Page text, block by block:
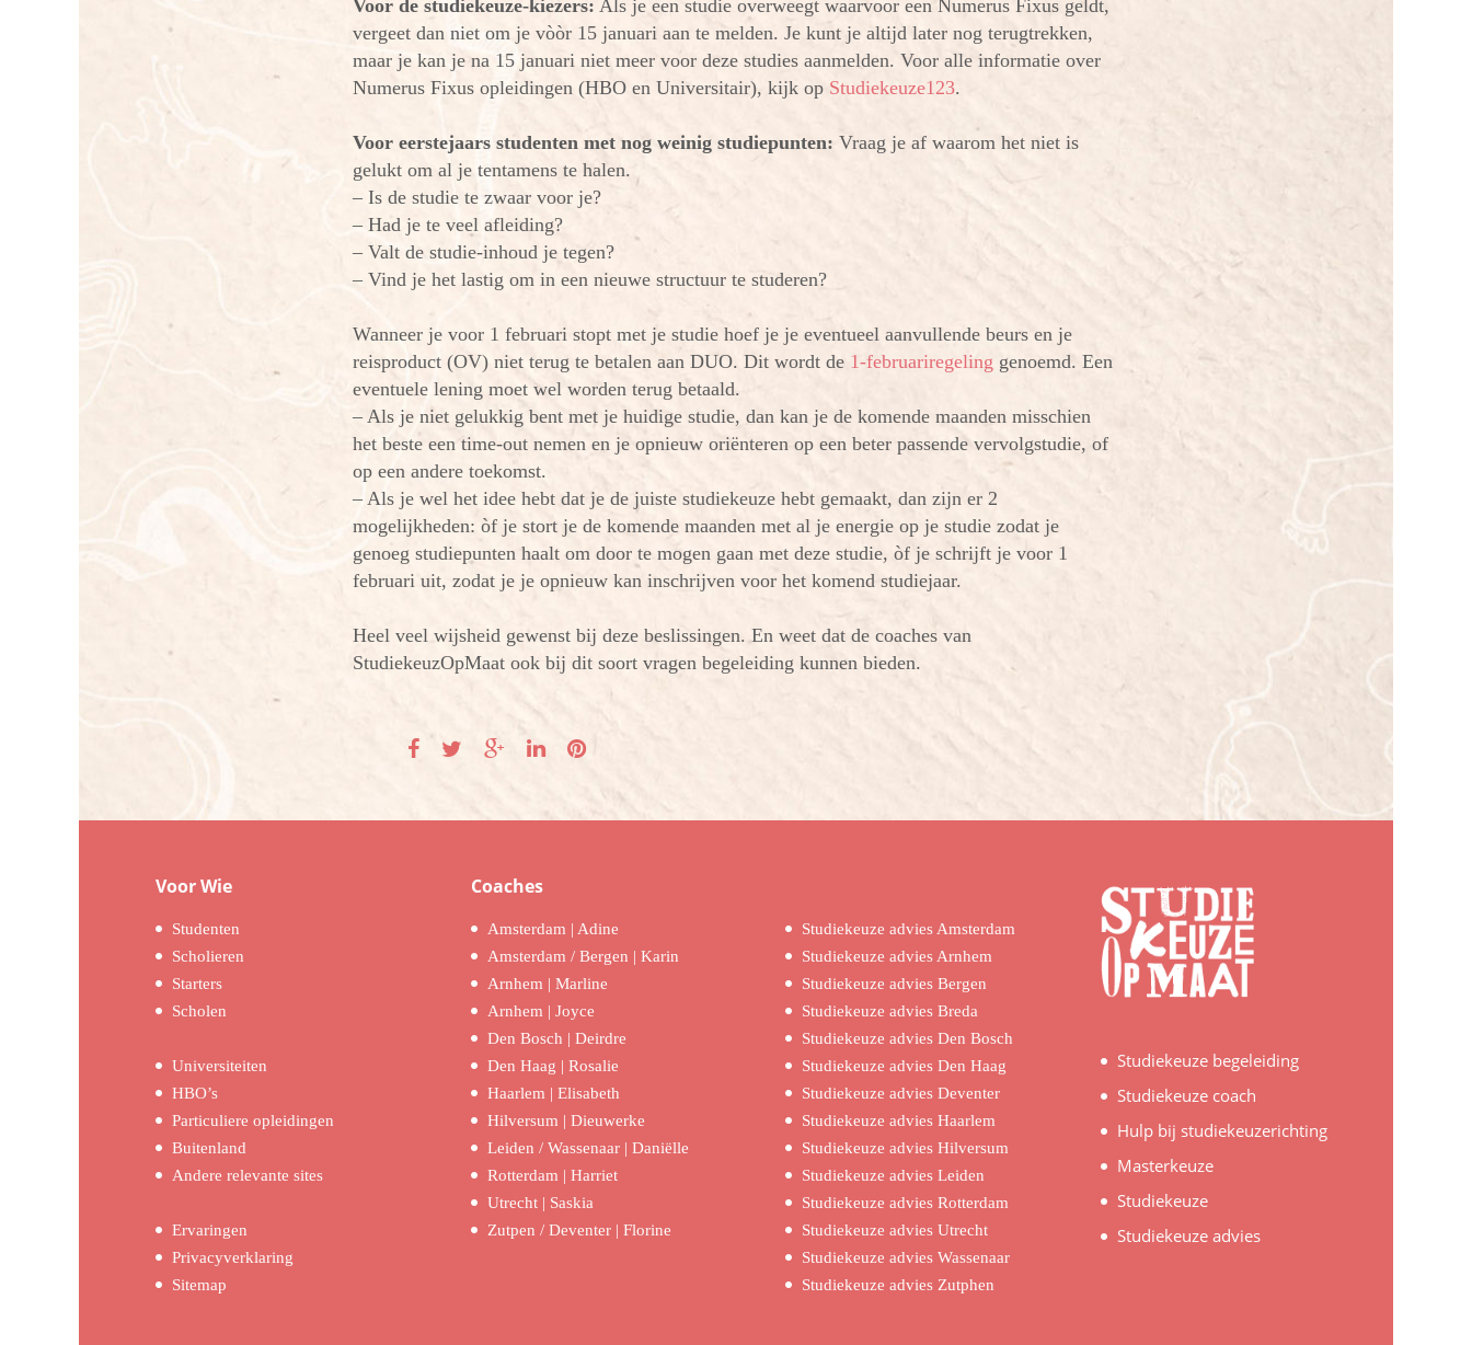
Voor de studiekeuze-kiezers: Als je een studie overweegt waarvoor een Numerus Fixus geldt,
vergeet dan niet om je vòòr 15 januari aan te melden. Je kunt je altijd later nog terugtrekken,
maar je kan je na 15 januari niet meer voor deze studies aanmelden. Voor alle informatie over
Numerus Fixus opleidingen (HBO en Universitair), kijk op Studiekeuze123.
Voor eerstejaars studenten met nog weinig studiepunten: Vraag je af waarom het niet is
gelukt om al je tentamens te halen.
– Is de studie te zwaar voor je?
– Had je te veel afleiding?
– Valt de studie-inhoud je tegen?
– Vind je het lastig om in een nieuwe structuur te studeren?
Wanneer je voor 1 februari stopt met je studie hoef je je eventueel aanvullende beurs en je
reisproduct (OV) niet terug te betalen aan DUO. Dit wordt de 1-februariregeling genoemd. Een
eventuele lening moet wel worden terug betaald.
– Als je niet gelukkig bent met je huidige studie, dan kan je de komende maanden misschien
het beste een time-out nemen en je opnieuw oriënteren op een beter passende vervolgstudie, of
op een andere toekomst.
– Als je wel het idee hebt dat je de juiste studiekeuze hebt gemaakt, dan zijn er 2
mogelijkheden: òf je stort je de komende maanden met al je energie op je studie zodat je
genoeg studiepunten haalt om door te mogen gaan met deze studie, òf je schrijft je voor 1
februari uit, zodat je je opnieuw kan inschrijven voor het komend studiejaar.
Heel veel wijsheid gewenst bij deze beslissingen. En weet dat de coaches van
StudiekeuzOpMaat ook bij dit soort vragen begeleiding kunnen bieden.
Voor Wie
Studenten
Scholieren
Starters
Scholen
Universiteiten
HBO’s
Particuliere opleidingen
Buitenland
Andere relevante sites
Ervaringen
Privacyverklaring
Sitemap
Coaches
Amsterdam | Adine
Amsterdam / Bergen | Karin
Arnhem | Marline
Arnhem | Joyce
Den Bosch | Deirdre
Den Haag | Rosalie
Haarlem | Elisabeth
Hilversum | Dieuwerke
Leiden / Wassenaar | Daniëlle
Rotterdam | Harriet
Utrecht | Saskia
Zutpen / Deventer | Florine
Studiekeuze advies Amsterdam
Studiekeuze advies Arnhem
Studiekeuze advies Bergen
Studiekeuze advies Breda
Studiekeuze advies Den Bosch
Studiekeuze advies Den Haag
Studiekeuze advies Deventer
Studiekeuze advies Haarlem
Studiekeuze advies Hilversum
Studiekeuze advies Leiden
Studiekeuze advies Rotterdam
Studiekeuze advies Utrecht
Studiekeuze advies Wassenaar
Studiekeuze advies Zutphen
Studiekeuze begeleiding
Studiekeuze coach
Hulp bij studiekeuzerichting
Masterkeuze
Studiekeuze
Studiekeuze advies